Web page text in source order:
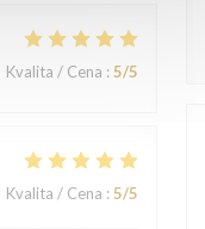
Kvalita / Cena :5/5
Kvalita / Cena : 5/5